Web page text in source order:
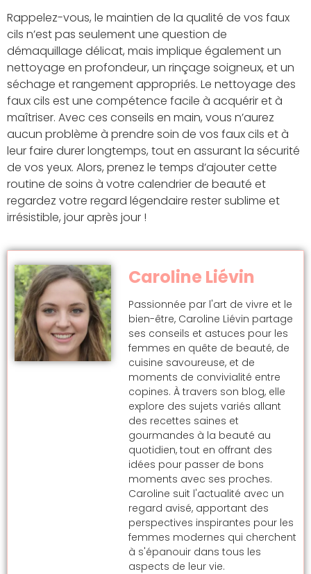
Rappelez-vous, le maintien de la qualité de vos faux
cils n’est pas seulement une question de
démaquillage délicat, mais implique également un
nettoyage en profondeur, un rinçage soigneux, et un
séchage et rangement appropriés. Le nettoyage des
faux cils est une compétence facile à acquérir et à
maîtriser. Avec ces conseils en main, vous n’aurez
aucun problème à prendre soin de vos faux cils et à
leur faire durer longtemps, tout en assurant la sécurité
de vos yeux. Alors, prenez le temps d’ajouter cette
routine de soins à votre calendrier de beauté et
regardez votre regard légendaire rester sublime et
irrésistible, jour après jour !
Caroline Liévin
Passionnée par l'art de vivre et le
bien-être, Caroline Liévin partage
ses conseils et astuces pour les
femmes en quête de beauté, de
cuisine savoureuse, et de
moments de convivialité entre
copines. À travers son blog, elle
explore des sujets variés allant
des recettes saines et
gourmandes à la beauté au
quotidien, tout en offrant des
idées pour passer de bons
moments avec ses proches.
Caroline suit l'actualité avec un
regard avisé, apportant des
perspectives inspirantes pour les
femmes modernes qui cherchent
à s'épanouir dans tous les
aspects de leur vie.